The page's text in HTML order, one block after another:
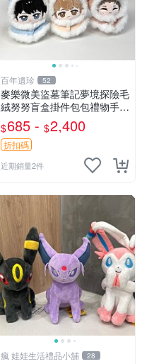
百年遺珍 52
麥樂微美盜墓筆記夢境探險毛
絨努努盲盒掛件包包禮物手辦
新到家 憶境探險系列 張起靈
喵喵款 吳邪狗狗款 王胖子熊
熊款
$685 - $2,400
折扣碼
近期銷量2件
瘋 娃娃生活禮品小舖 28